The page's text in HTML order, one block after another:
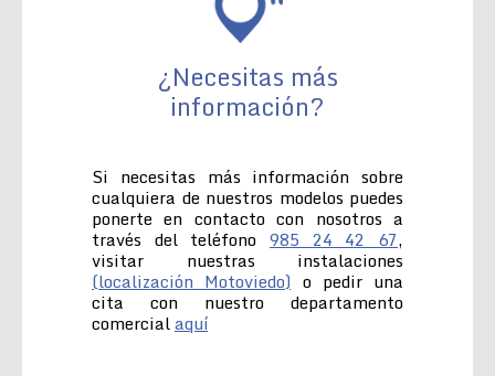
¿Necesitas más
información?
Si necesitas más información sobre
cualquiera de nuestros modelos puedes
ponerte en contacto con nosotros a
través del teléfono 985 24 42 67,
visitar nuestras instalaciones
(localización Motoviedo) o pedir una
cita con nuestro departamento
comercialaquí